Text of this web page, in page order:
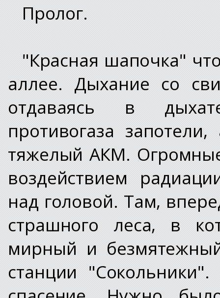
Пролог.
"Красная шапочка"
аллее. Дыхание со
отдаваясь в
противогаза
тяжелый АКМ.
воздействием
над головой. Там,
страшного леса, в
мирный и
станции